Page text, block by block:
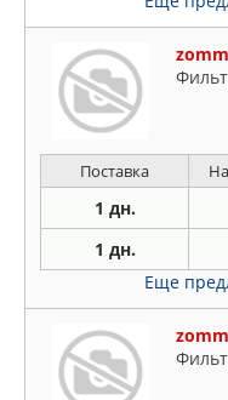
Поставка
1 дн.
1 дн.
Еще